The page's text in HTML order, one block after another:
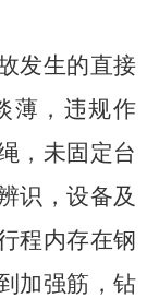
发生的直接
薄，违规作
，未固定台
识，设备及
程内存在钢
加强筋，钻